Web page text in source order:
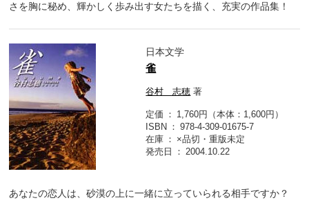
さを胸に秘め、輝かしく歩み出す女たちを描く、充実の作品集！
日本文学
雀
谷村 志穂 著
定価
1,760円（本体：1,600円）
ISBN
978-4-309-01675-7
在庫
×品切・重版未定
発売日
2004.10.22
あなたの恋人は、砂漠の上に一緒に立っていられる相手ですか？